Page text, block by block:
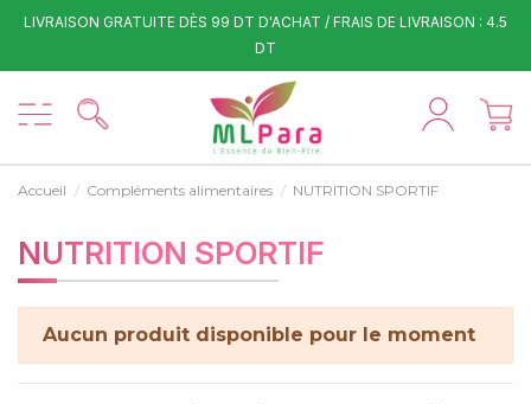
LIVRAISON GRATUITE DÈS 99 DT D'ACHAT / FRAIS DE LIVRAISON : 4.5
DT
Accueil Compléments alimentaires NUTRITION SPORTIF
NUTRITION SPORTIF
Aucun produit disponible pour le moment